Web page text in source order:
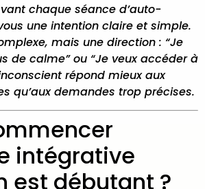
chaque séance d’auto-
une intention claire et simple.
mais une direction : “Je
de calme” ou “Je veux accéder à
répond mieux aux
qu’aux demandes trop précises.
intégrative
est débutant ?